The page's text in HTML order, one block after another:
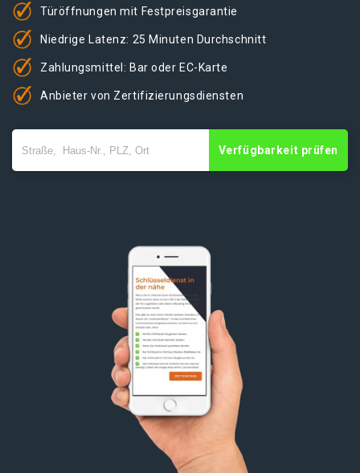
Türöffnungen mit Festpreisgarantie
Niedrige Latenz: 25 Minuten Durchschnitt
Zahlungsmittel: Bar oder EC-Karte
Anbieter von Zertifizierungsdiensten
Verfügbarkeit prüfen